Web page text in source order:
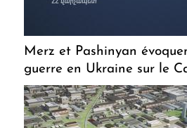
Merz et Pashinyan
guerre en Ukraine sur le